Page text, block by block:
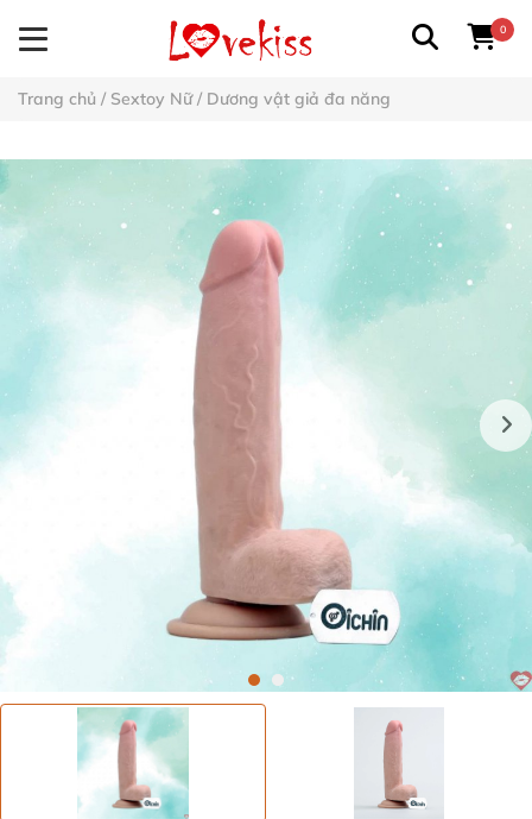
0
Trang chủ / Sextoy Nữ/ Dương vật giả đa năng